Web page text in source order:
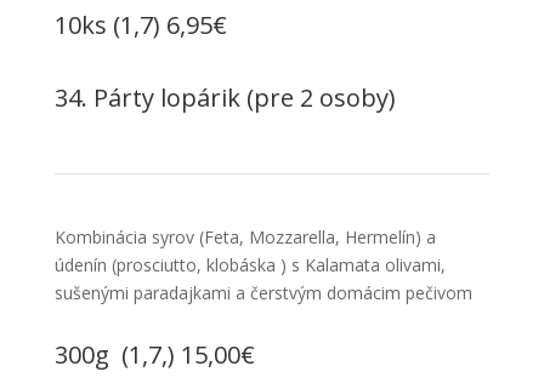
10ks (1,7) 6,95€
34. Párty lopárik (pre 2 osoby)
Kombinácia syrov (Feta, Mozzarella, Hermelín) a
údenín (prosciutto, klobáska ) s Kalamata olivami,
sušenými paradajkami a čerstvým domácim pečivom
300g (1,7,) 15,00€